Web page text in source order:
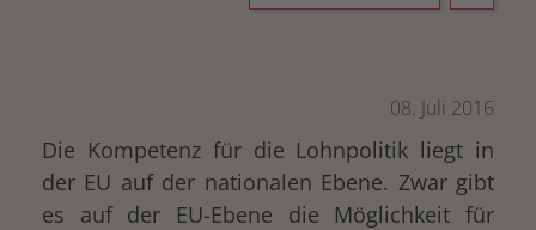
08. Juli 2016
Die Kompetenz für die Lohnpolitik liegt in
der EU auf der nationalen Ebene. Zwar gibt
es auf der EU-Ebene die Möglichkeit für